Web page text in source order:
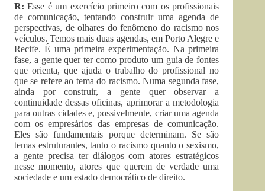
R: Esse é um exercício primeiro com os profissionais
de comunicação, tentando construir uma agenda de
perspectivas, de olhares do fenômeno do racismo nos
veículos. Temos mais duas agendas, em Porto Alegre e
Recife. É uma primeira experimentação. Na primeira
fase, a gente quer ter como produto um guia de fontes
que orienta, que ajuda o trabalho do profissional no
que se refere ao tema do racismo. Numa segunda fase,
ainda por construir, a gente quer observar a
continuidade dessas oficinas, aprimorar a metodologia
para outras cidades e, possivelmente, criar uma agenda
com os empresários das empresas de comunicação.
Eles são fundamentais porque determinam. Se são
temas estruturantes, tanto o racismo quanto o sexismo,
a gente precisa ter diálogos com atores estratégicos
nesse momento, atores que querem de verdade uma
sociedade e um estado democrático de direito.